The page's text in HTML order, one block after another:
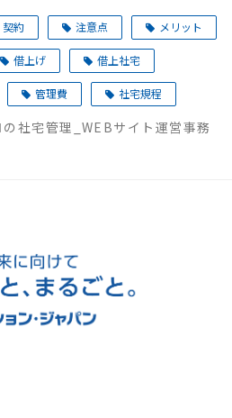
契約 注意点 メリット
借上げ 借上社宅
管理費 社宅規程
の社宅管理_WEBサイト運営事務